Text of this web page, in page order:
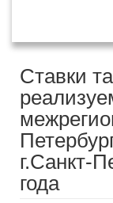
Ставки
г.Санкт-
года